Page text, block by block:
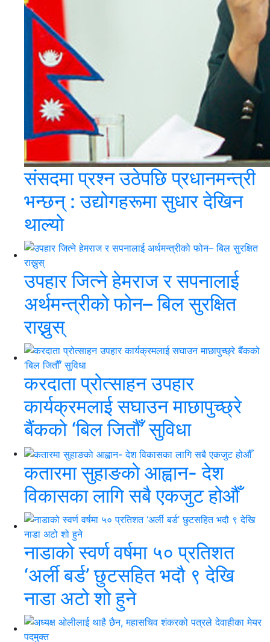
संसदमा प्रश्न उठेपछि प्रधानमन्त्री
भन्छन् : उद्योगहरूमा सुधार देखिन
थाल्यो
उपहार जित्ने हेमराज र सपनालाई
अर्थमन्त्रीको फोन– बिल सुरक्षित
राख्नुस्
करदाता प्रोत्साहन उपहार
कार्यक्रमलाई सघाउन माछापुच्छ्रे
बैंकको ‘बिल जितौँ’ सुविधा
कतारमा सुहाङकाे आह्वान- देश
विकासका लागि सबै एकजुट होऔँ
नाडाको स्वर्ण वर्षमा ५० प्रतिशत
‘अर्ली बर्ड’ छुटसहित भदौ ९ देखि
नाडा अटो शो हुने